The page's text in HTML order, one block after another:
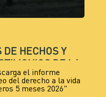
HECHOS Y
DE LA
EL 6 DE
el informe
del derecho a la vida
5 meses 2026"